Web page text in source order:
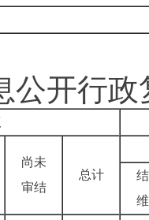
公开行
尚未
审结
总计